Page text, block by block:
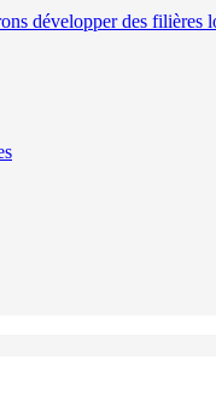
développer des filières